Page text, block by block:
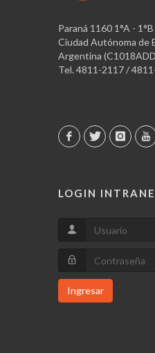
Paraná 1160 1°A - 1°B
Ciudad Autónoma de
Argentina
Tel. 4811-2117 /
LOGIN
Ingresar